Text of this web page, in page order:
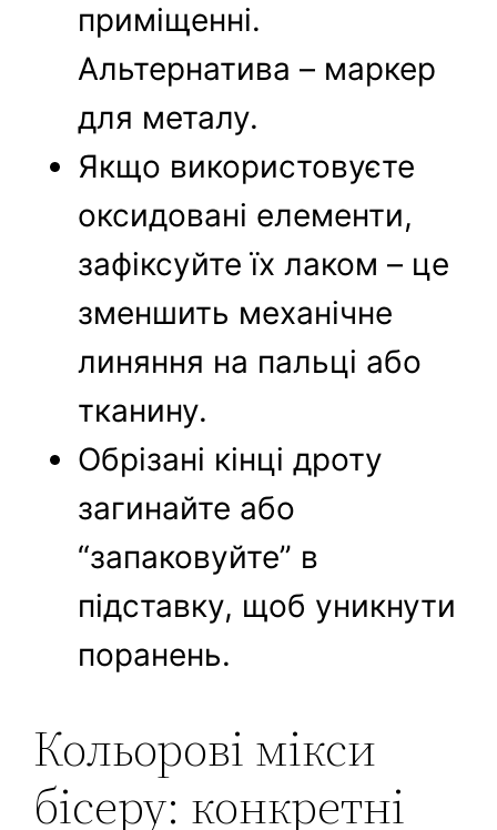
приміщенні.
Альтернатива – маркер
для металу.
Якщо використовуєте
оксидовані елементи,
зафіксуйте їх лаком – це
зменшить механічне
линяння на пальці або
тканину.
Обрізані кінці дроту
загинайте або
“запаковуйте” в
підставку, щоб уникнути
поранень.
Кольорові мікси
бісеру: конкретні